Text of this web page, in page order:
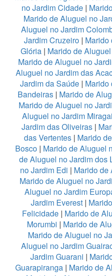
no Jardim Cidade|
Marido de Aluguel no
Aluguel no Jardim
Jardim Cruzeiro| Marido
Glória| Marido de
Marido de Aluguel no
Aluguel no Jardim das
Jardim da Saúde| Marido
Bandeiras | Marido de
Marido de Aluguel no
Aluguel no Jardim
Jardim das Oliveiras|
das Vertentes| Marido
Bosco | Marido de Aluguel
de Aluguel no Jardim dos
no Jardim Edi | Marido de
Marido de Aluguel no
Aluguel no Jardim
Jardim Everest |
Felicidade | Marido de
Morumbi | Marido de
Marido de Aluguel no
Aluguel no Jardim
Jardim Guarani |
Guarapiranga| Marido de